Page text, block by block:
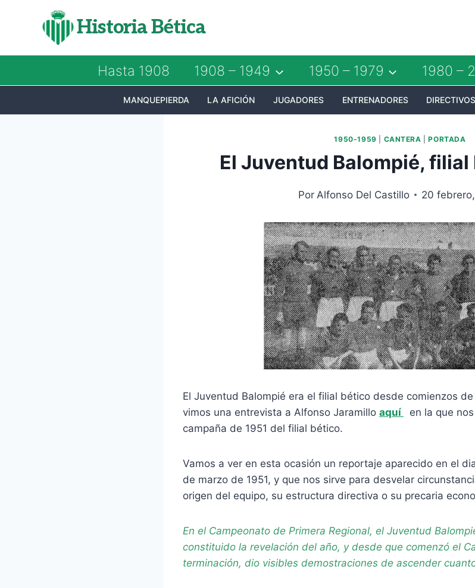
Historia Bética
Hasta 1908 1908 – 1949 1950 – 1979 1980 –
MANQUEPIERDA LA AFICIÓN JUGADORES ENTRENADORES DIRECTIVOS
1950-1959 CANTERA |PORTADA
El Juventud Balompié, filial
Por Alfonso Del Castillo 20
El Juventud Balompié era el filial bético desde comienzos
vimos una entrevista a Alfonso Jaramillo aquí
en la que
campaña de 1951 del filial bético.
Vamos a ver en esta ocasión un reportaje aparecido en el
de marzo de 1951, y que nos sirve para desvelar
origen del equipo, su estructura directiva o su precaria
En el Campeonato de Primera Regional, el Juventud
constituido la revelación del año, y desde que comenzó el
terminación, dio visibles demostraciones de ascender